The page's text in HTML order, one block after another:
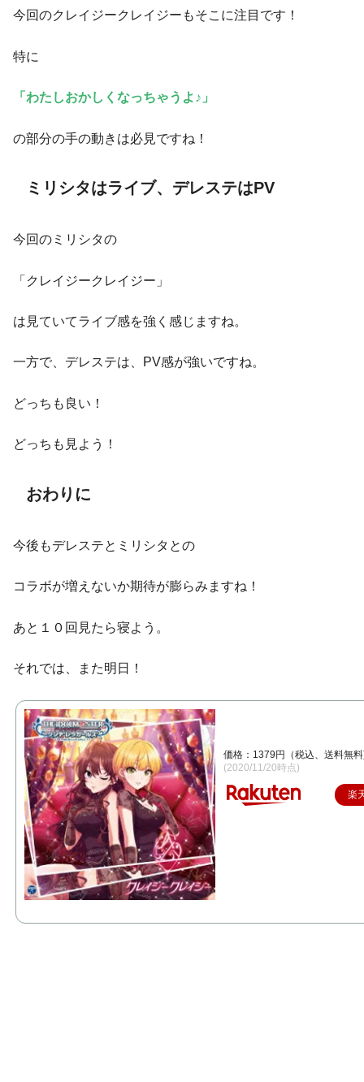
今回のクレイジークレイジーもそこに注目です！
特に
「わたしおかしくなっちゃうよ♪」
の部分の手の動きは必見ですね！
ミリシタはライブ、デレステはPV
今回のミリシタの
「クレイジークレイジー」
は見ていてライブ感を強く感じますね。
一方で、デレステは、PV感が強いですね。
どっちも良い！
どっちも見よう！
おわりに
今後もデレステとミリシタとの
コラボが増えないか期待が膨らみますね！
あと１０回見たら寝よう。
それでは、また明日！
価格：1379円（税込、送料無
(2020/11/20時点)
楽